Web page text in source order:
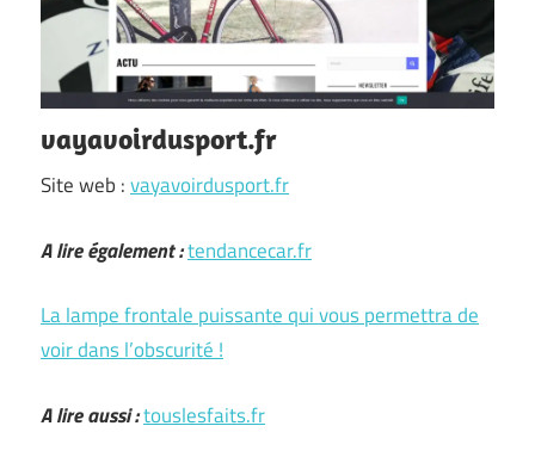
vayavoirdusport.fr
Site web :vayavoirdusport.fr
A lire également :tendancecar.fr
La lampe frontale puissante qui vous permettra de
voir dans l’obscurité !
A lire aussi :touslesfaits.fr